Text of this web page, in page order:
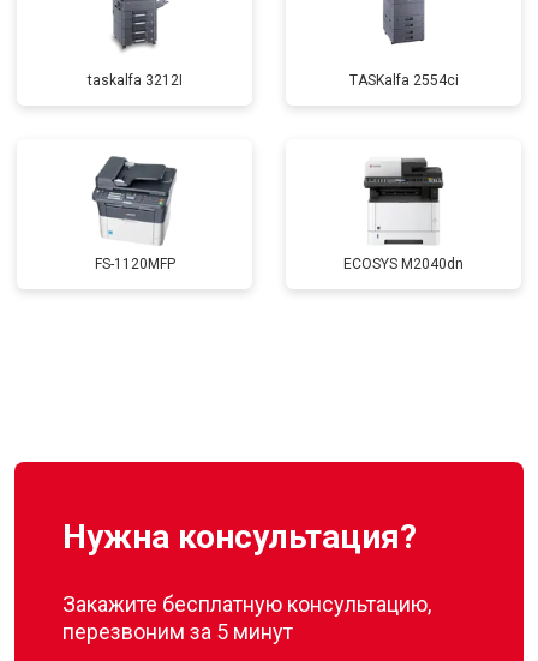
taskalfa 3212I TASKalfa 2554ci
FS-1120MFP ECOSYS M2040dn
Нужна консультация?
Закажите бесплатную консультацию,
перезвоним за 5 минут